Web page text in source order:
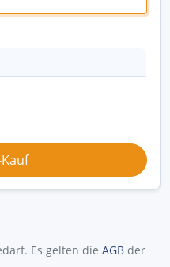
Es gelten die AGB der